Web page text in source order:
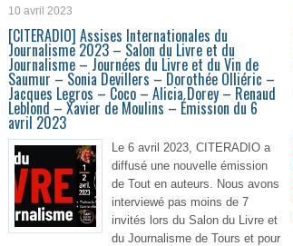
10 avril 2023
[CITERADIO] Assises Internationales du
Journalisme 2023 – Salon du Livre et du
Journalisme – Journées du Livre et du Vin de
Saumur – Sonia Devillers – Dorothée Olliéric –
Jacques Legros – Coco – Alicia Dorey – Renaud
Leblond – Xavier de Moulins – Émission du 6
avril 2023
Le 6 avril 2023, CITERADIO a
diffusé une nouvelle émission
de Tout en auteurs. Nous avons
interviewé pas moins de 7
invités lors du Salon du Livre et
du Journalisme de Tours et pour